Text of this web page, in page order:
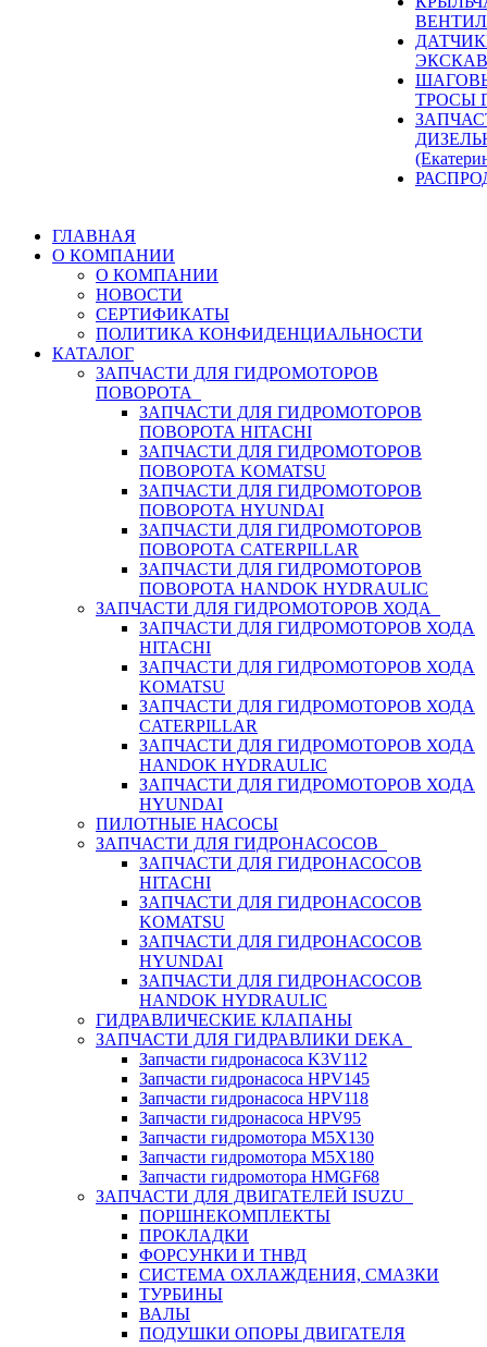
ТРОСЫ
ГЛАВНАЯ
О КОМПАНИИ
О КОМПАНИИ
НОВОСТИ
СЕРТИФИКАТЫ
ПОЛИТИКА КОНФИДЕНЦИАЛЬНОСТИ
КАТАЛОГ
ЗАПЧАСТИ ДЛЯ ГИДРОМОТОРОВ
ПОВОРОТА
ЗАПЧАСТИ ДЛЯ ГИДРОМОТОРОВ
ПОВОРОТА HITACHI
ЗАПЧАСТИ ДЛЯ ГИДРОМОТОРОВ
ПОВОРОТА KOMATSU
ЗАПЧАСТИ ДЛЯ ГИДРОМОТОРОВ
ПОВОРОТА HYUNDAI
ЗАПЧАСТИ ДЛЯ ГИДРОМОТОРОВ
ПОВОРОТА CATERPILLAR
ЗАПЧАСТИ ДЛЯ ГИДРОМОТОРОВ
ПОВОРОТА HANDOK HYDRAULIC
ЗАПЧАСТИ ДЛЯ ГИДРОМОТОРОВ ХОДА
ЗАПЧАСТИ ДЛЯ ГИДРОМОТОРОВ ХОДА
HITACHI
ЗАПЧАСТИ ДЛЯ ГИДРОМОТОРОВ ХОДА
KOMATSU
ЗАПЧАСТИ ДЛЯ ГИДРОМОТОРОВ ХОДА
CATERPILLAR
ЗАПЧАСТИ ДЛЯ ГИДРОМОТОРОВ ХОДА
HANDOK HYDRAULIC
ЗАПЧАСТИ ДЛЯ ГИДРОМОТОРОВ ХОДА
HYUNDAI
ПИЛОТНЫЕ НАСОСЫ
ЗАПЧАСТИ ДЛЯ ГИДРОНАСОСОВ
ЗАПЧАСТИ ДЛЯ ГИДРОНАСОСОВ
HITACHI
ЗАПЧАСТИ ДЛЯ ГИДРОНАСОСОВ
KOMATSU
ЗАПЧАСТИ ДЛЯ ГИДРОНАСОСОВ
HYUNDAI
ЗАПЧАСТИ ДЛЯ ГИДРОНАСОСОВ
HANDOK HYDRAULIC
ГИДРАВЛИЧЕСКИЕ КЛАПАНЫ
ЗАПЧАСТИ ДЛЯ ГИДРАВЛИКИ DEKA
Запчасти гидронасоса K3V112
Запчасти гидронасоса HPV145
Запчасти гидронасоса HPV118
Запчасти гидронасоса HPV95
Запчасти гидромотора M5X130
Запчасти гидромотора M5X180
Запчасти гидромотора HMGF68
ЗАПЧАСТИ ДЛЯ ДВИГАТЕЛЕЙ ISUZU
ПОРШНЕКОМПЛЕКТЫ
ПРОКЛАДКИ
ФОРСУНКИ И ТНВД
СИСТЕМА ОХЛАЖДЕНИЯ, СМАЗКИ
ТУРБИНЫ
ВАЛЫ
ПОДУШКИ ОПОРЫ ДВИГАТЕЛЯ